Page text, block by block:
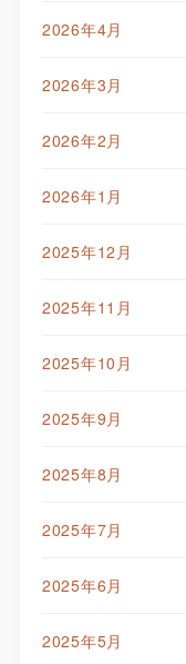
2026年4月
2026年3月
2026年2月
2026年1月
2025年12月
2025年11月
2025年10月
2025年9月
2025年8月
2025年7月
2025年6月
2025年5月